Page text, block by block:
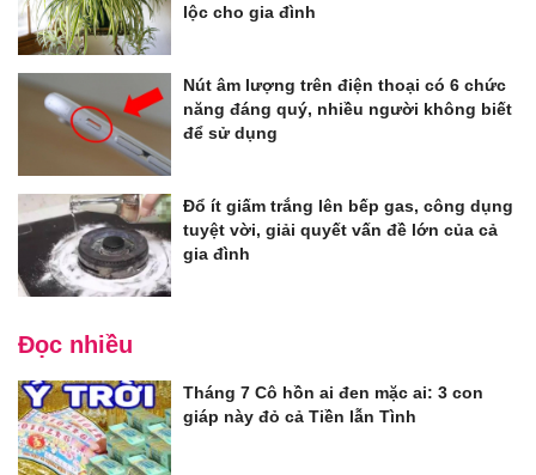
lộc cho gia đình
Nút âm lượng trên điện thoại có 6 chức
năng đáng quý, nhiều người không biết
để sử dụng
Đổ ít giấm trắng lên bếp gas, công dụng
tuyệt vời, giải quyết vấn đề lớn của cả
gia đình
Đọc nhiều
Tháng 7 Cô hồn ai đen mặc ai: 3 con
giáp này đỏ cả Tiền lẫn Tình